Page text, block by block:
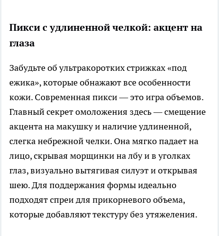
Пикси с удлиненной челкой: акцент на
глаза
Забудьте об ультракоротких стрижках «под
ежика», которые обнажают все особенности
кожи. Современная пикси — это игра объемов.
Главный секрет омоложения здесь — смещение
акцента на макушку и наличие удлиненной,
слегка небрежной челки. Она мягко падает на
лицо, скрывая морщинки на лбу и в уголках
глаз, визуально вытягивая силуэт и открывая
шею. Для поддержания формы идеально
подходят спреи для прикорневого объема,
которые добавляют текстуру без утяжеления.